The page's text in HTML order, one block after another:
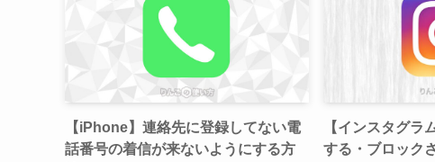
【iPhone】連絡先に登録してない電
話番号の着信が来ないようにする方
【インスタグラ
する・ブロック